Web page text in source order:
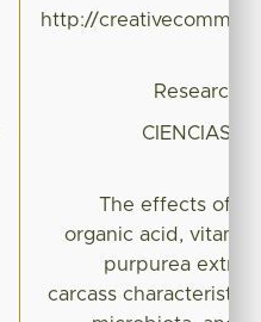
http://
Research
CIENCIAS
The effects of
organic acid, vitamin
purpurea
carcass